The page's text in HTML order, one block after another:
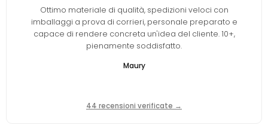
Ottimo materiale di qualità, spedizioni veloci con
imballaggi a prova di corrieri, personale preparato e
capace di rendere concreta un'idea del cliente. 10+,
pienamente soddisfatto.
Maury
44 recensioni verificate →